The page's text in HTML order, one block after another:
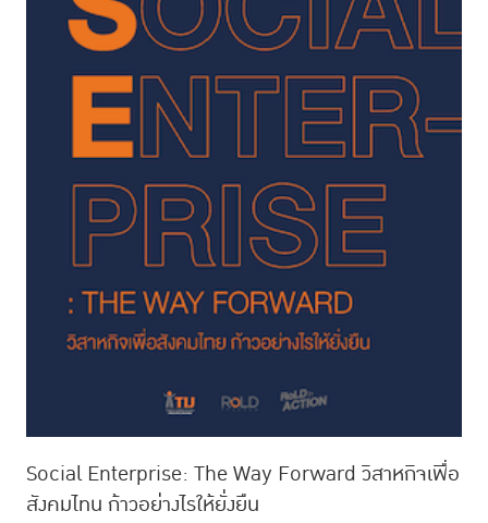
Social Enterprise: The Way Forward วิสาหกิจเพื่อ
สังคมไทน ก้าวอย่างไรให้ยั่งยืน